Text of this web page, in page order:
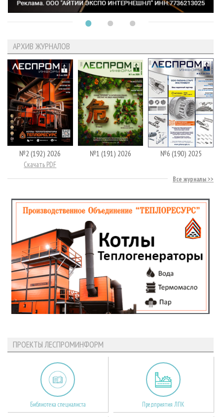
АРХИВ ЖУРНАЛОВ
№2 (192) 2026
Скачать PDF
№1 (191) 2026 №6 (190) 2025
Все журналы
ПРОЕКТЫ ЛЕСПРОМИНФОРМ
Библиотека специалиста Предприятия ЛПК